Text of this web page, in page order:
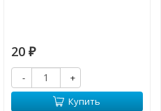
20 ₽
-
+
Купить